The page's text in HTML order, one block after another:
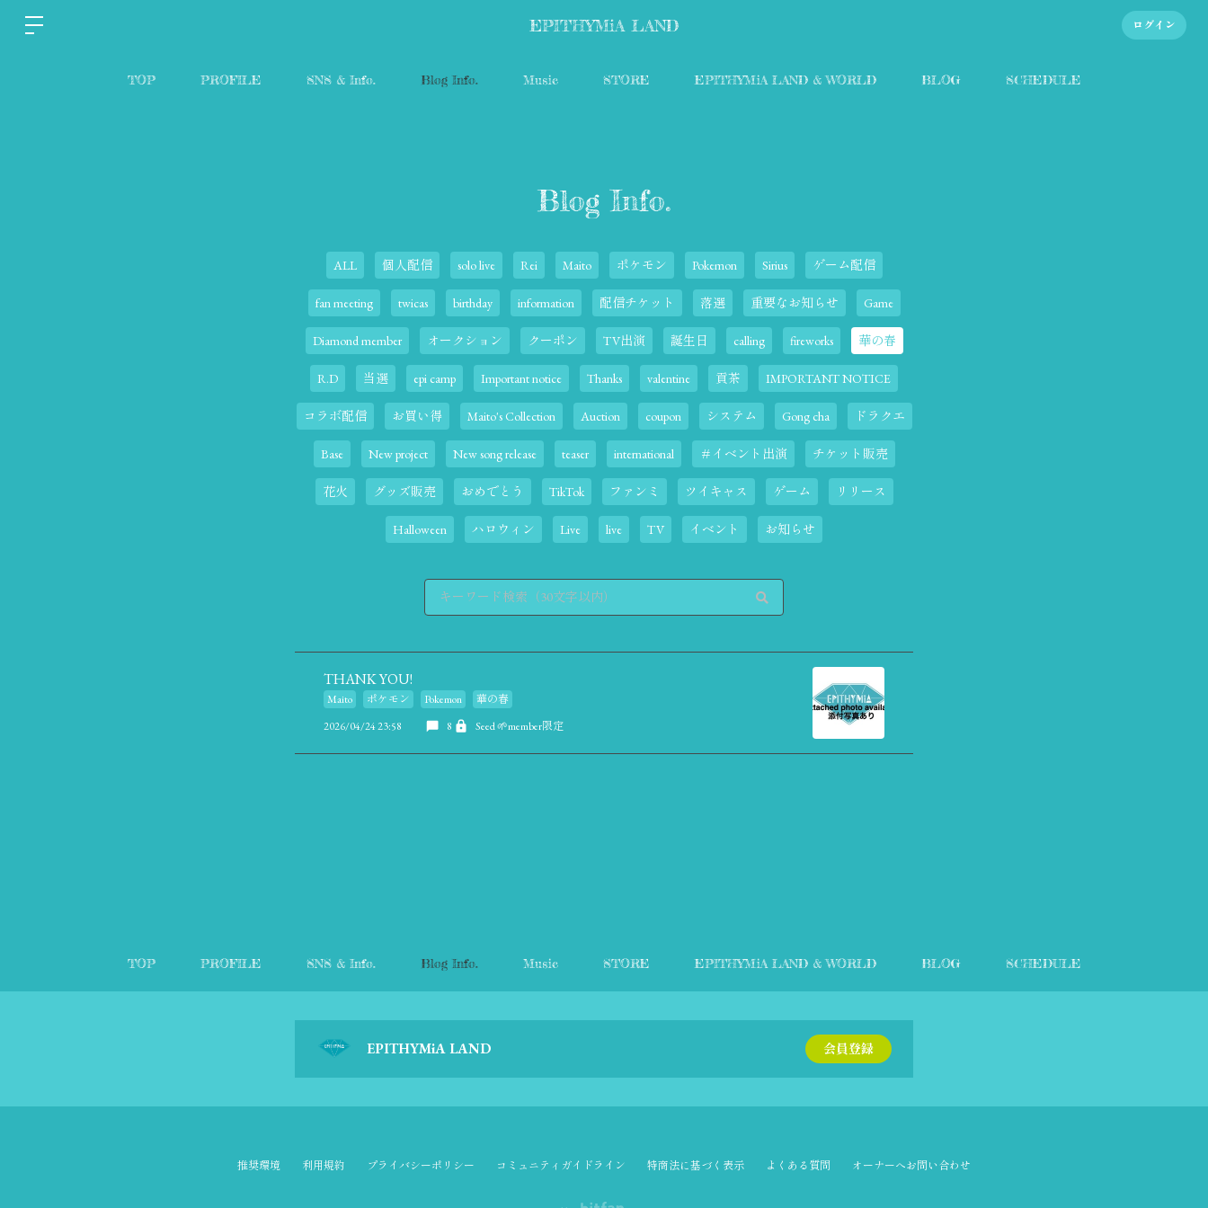
EPITHYMiA LAND ログイン
TOP PROFILE SNS & Info. Blog Info. Music STORE EPITHYMiA LAND & WORLD BLOG SCHEDULE
Blog Info.
ALL 個人配信 solo live Rei Maito ポケモン Pokemon Sirius ゲーム配信
fan meeting twicas birthday information 配信チケット 落選 重要なお知らせ Game
Diamond member オークション クーポン TV出演 誕生日 calling fireworks 華の春
R.D 当選 epi camp Important notice Thanks valentine 貢茶 IMPORTANT NOTICE
コラボ配信 お買い得 Maito's Collection Auction coupon システム Gong cha ドラクエ
Base New project New song release teaser international ＃イベント出演 チケット販売
花火 グッズ販売 おめでとう TikTok ファンミ ツイキャス ゲーム リリース
Halloween ハロウィン Live live TV イベント お知らせ
THANK YOU!
Maito ポケモン Pokemon
華の春
2026/04/24 23:58
8 Seed 🌱member限定
TOP PROFILE SNS & Info. Blog Info. Music STORE EPITHYMiA LAND & WORLD BLOG SCHEDULE
EPITHYMiA LAND 会員登録
推奨環境 利用規約 プライバシーポリシー コミュニティガイドライン 特商法に基づく表示 よくある質問 オーナーへお問い合わせ